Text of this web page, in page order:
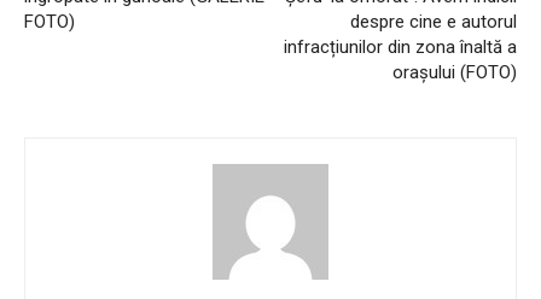
FOTO)
despre cine e autorul
infracțiunilor din zona înaltă a
orașului (FOTO)